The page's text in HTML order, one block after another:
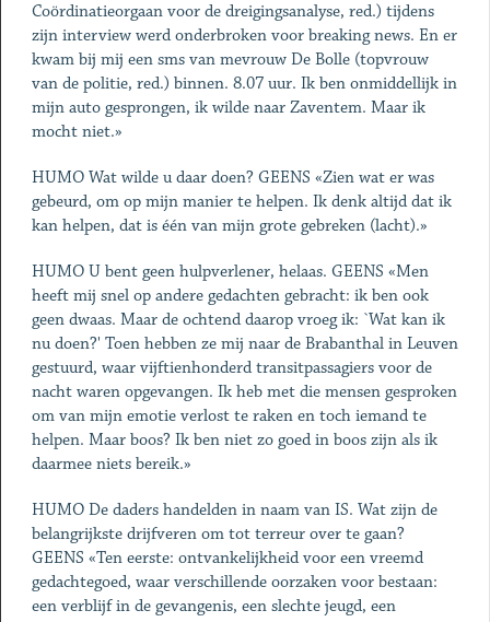
Coördinatieorgaan voor de dreigingsanalyse, red.) tijdens
zijn interview werd onderbroken voor breaking news. En er
kwam bij mij een sms van mevrouw De Bolle (topvrouw
van de politie, red.) binnen. 8.07 uur. Ik ben onmiddellijk in
mijn auto gesprongen, ik wilde naar Zaventem. Maar ik
mocht niet.»
HUMO Wat wilde u daar doen? GEENS «Zien wat er was
gebeurd, om op mijn manier te helpen. Ik denk altijd dat ik
kan helpen, dat is één van mijn grote gebreken (lacht).»
HUMO U bent geen hulpverlener, helaas. GEENS «Men
heeft mij snel op andere gedachten gebracht: ik ben ook
geen dwaas. Maar de ochtend daarop vroeg ik: `Wat kan ik
nu doen?' Toen hebben ze mij naar de Brabanthal in Leuven
gestuurd, waar vijftienhonderd transitpassagiers voor de
nacht waren opgevangen. Ik heb met die mensen gesproken
om van mijn emotie verlost te raken en toch iemand te
helpen. Maar boos? Ik ben niet zo goed in boos zijn als ik
daarmee niets bereik.»
HUMO De daders handelden in naam van IS. Wat zijn de
belangrijkste drijfveren om tot terreur over te gaan?
GEENS «Ten eerste: ontvankelijkheid voor een vreemd
gedachtegoed, waar verschillende oorzaken voor bestaan:
een verblijf in de gevangenis, een slechte jeugd, een